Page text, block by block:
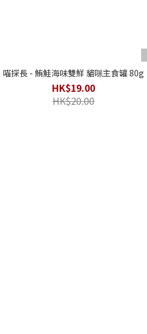
喵探長 - 鮪鮭海味雙鮮 貓咪主食罐 80g
HK$19.00
HK$20.00